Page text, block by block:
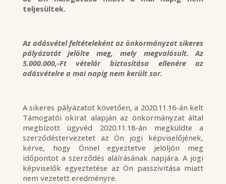
teljesültek.
Az adásvétel feltételeként az önkormányzat sikeres
pályázatát jelölte meg, mely megvalósult. Az
5.000.000,-Ft vételár biztosítása ellenére az
adásvételre a mai napig nem került sor.
A sikeres pályázatot követően, a 2020.11.16-án kelt
Támogatói okirat alapján az önkormányzat által
megbízott ügyvéd 2020.11.18-án megküldte a
szerződéstervezetet az Ön jogi képviselőjének,
kérve, hogy Önnel egyeztetve jelöljön meg
időpontot a szerződés aláírásának napjára. A jogi
képviselők egyeztetése az Ön passzivitása miatt
nem vezetett eredményre.